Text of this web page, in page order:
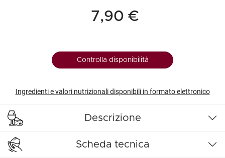
7,90 €
Controlla disponibilità
Ingredienti e valori nutrizionali disponibili in formato elettronico
Descrizione
Scheda tecnica